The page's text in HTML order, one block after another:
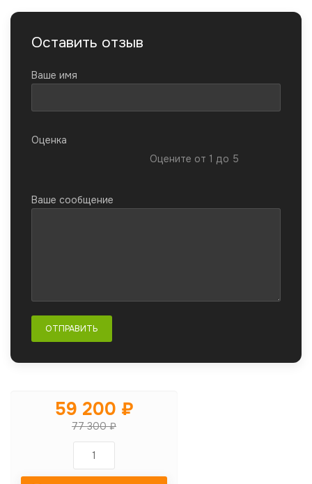
Оставить отзыв
Ваше имя
Оценка
Оцените от 1 до 5
Ваше сообщение
59 200 ₽
77 300 ₽